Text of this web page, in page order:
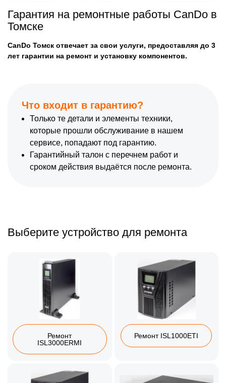
Гарантия на ремонтные работы CanDo в
Томске
CanDo Томск отвечает за свои услуги, предоставляя до 3
лет гарантии на ремонт и установку компонентов.
Что входит в гарантию?
Только те детали и элементы техники,
которые прошли обслуживание в нашем
сервисе, попадают под гарантию.
Гарантийный талон с перечнем работ и
сроком действия выдаётся после ремонта.
Выберите устройство для ремонта
Ремонт
ISL3000ERMI
Ремонт ISL1000ETI